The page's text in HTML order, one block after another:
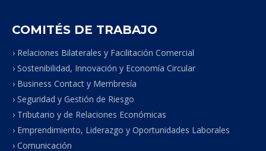
COMITÉS DE TRABAJO
› Relaciones Bilaterales y Facilitación Comercial
› Sostenibilidad, Innovación y Economía Circular
› Business Contact y Membresía
› Seguridad y Gestión de Riesgo
› Tributario y de Relaciones Económicas
› Emprendimiento, Liderazgo y Oportunidades Laborales
› Comunicación